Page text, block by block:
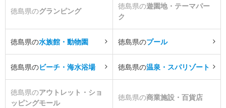
徳島県のグランピング
徳島県の遊園地・テーマパー
ク
徳島県の水族館・動物園 徳島県のプール
徳島県のビーチ・海水浴場 徳島県の温泉・スパリゾート
徳島県のアウトレット・ショ
ッピングモール
徳島県の商業施設・百貨店